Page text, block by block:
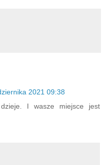
2021 09:38
I wasze miejsce jest